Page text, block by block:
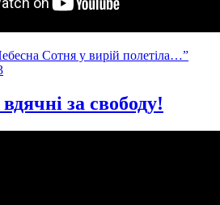
Сотня у вирій полетіла…”
за свободу!